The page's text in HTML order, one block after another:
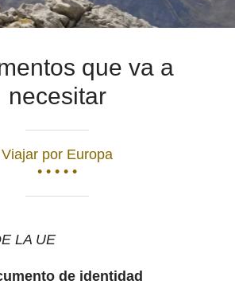
que va a
necesitar
Viajar por Europa
• • • • •
LA UE
de identidad